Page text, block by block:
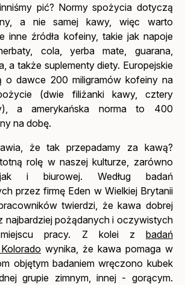
pić? Normy spożycia dotyczą
a nie samej kawy, więc warto
inne źródła kofeiny, takie jak napoje
cola, yerba mate, guarana,
a także suplementy diety. Europejskie
o dawce 200 miligramów kofeiny na
(dwie filiżanki kawy, cztery
a amerykańska norma to 400
na dobę.
że tak przepadamy za kawą?
rolę w naszej kulturze, zarówno
jak i biurowej. Według badań
przez firmę Eden w Wielkiej Brytanii
twierdzi, że kawa dobrej
najbardziej pożądanych i oczywistych
pracy. Z kolei z badań
wynika, że kawa pomaga w
objętym badaniem wręczono kubek
grupie zimnym, innej - gorącym.